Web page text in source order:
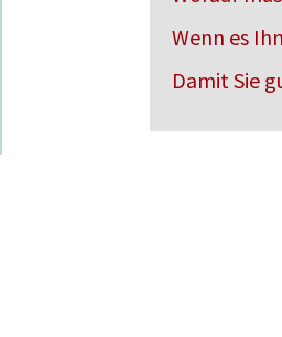
Wenn es
Damit Sie